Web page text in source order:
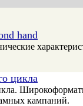
hand
цикла
кампаний.